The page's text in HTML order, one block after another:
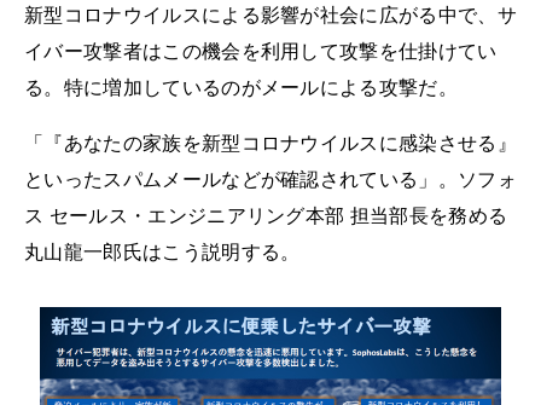
新型コロナウイルスによる影響が社会に広がる中で、サ
イバー攻撃者はこの機会を利用して攻撃を仕掛けてい
る。特に増加しているのがメールによる攻撃だ。
「『あなたの家族を新型コロナウイルスに感染させる』
といったスパムメールなどが確認されている」。ソフォ
ス セールス・エンジニアリング本部 担当部長を務める
丸山龍一郎氏はこう説明する。